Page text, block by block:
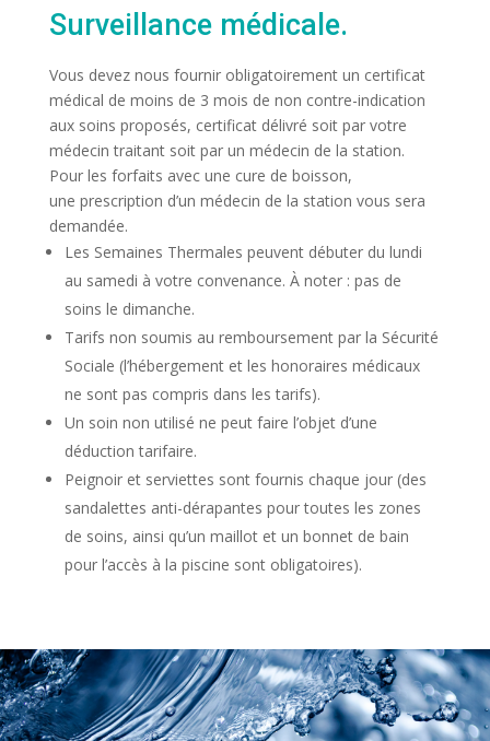
Surveillance médicale.
Vous devez nous fournir obligatoirement un certificat
médical de moins de 3 mois de non contre-indication
aux soins proposés, certificat délivré soit par votre
médecin traitant soit par un médecin de la station.
Pour les forfaits avec une cure de boisson,
une prescription d’un médecin de la station vous sera
demandée.
Les Semaines Thermales peuvent débuter du lundi
au samedi à votre convenance. À noter : pas de
soins le dimanche.
Tarifs non soumis au remboursement par la Sécurité
Sociale (l’hébergement et les honoraires médicaux
ne sont pas compris dans les tarifs).
Un soin non utilisé ne peut faire l’objet d’une
déduction tarifaire.
Peignoir et serviettes sont fournis chaque jour (des
sandalettes anti-dérapantes pour toutes les zones
de soins, ainsi qu’un maillot et un bonnet de bain
pour l’accès à la piscine sont obligatoires).